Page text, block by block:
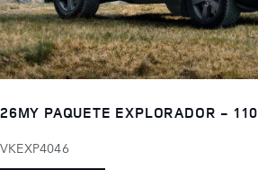
26MY PAQUETE EXPLORADOR - 110
VKEXP4046